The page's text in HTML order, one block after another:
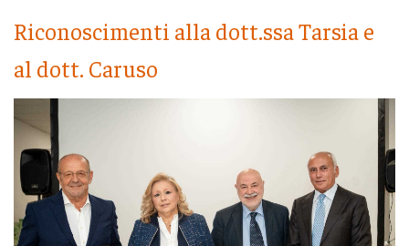
Riconoscimenti alla dott.ssa Tarsia e
al dott. Caruso